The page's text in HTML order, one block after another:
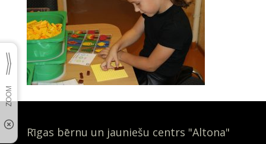
Rīgas bērnu un jauniešu centrs "Altona"